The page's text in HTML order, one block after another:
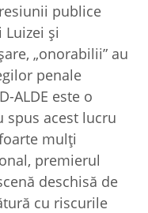
publice
şi
„onorabilii” au
penale
ALDE este o
spus acest lucru
mulţi
premierul
deschisă de
cu riscurile